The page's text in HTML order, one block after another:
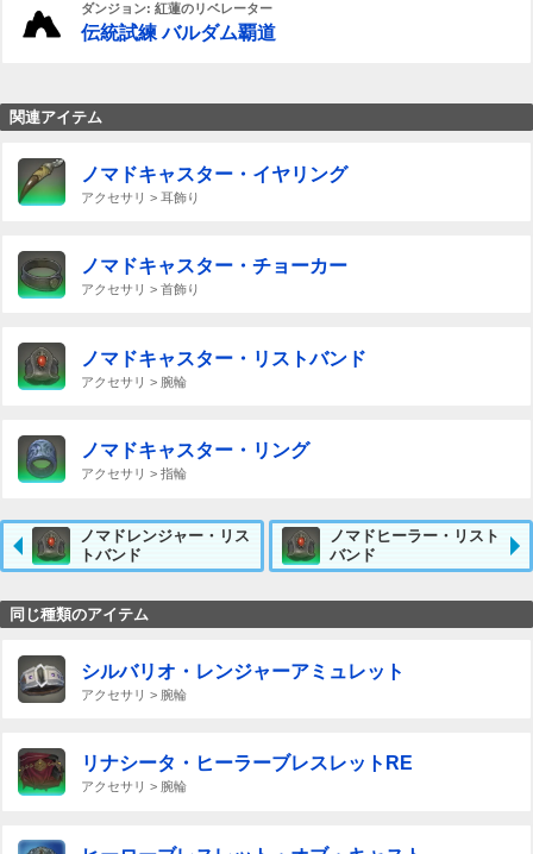
ダンジョン: 紅蓮のリベレーター
伝統試練 バルダム覇道
関連アイテム
ノマドキャスター・イヤリング
アクセサリ > 耳飾り
ノマドキャスター・チョーカー
アクセサリ > 首飾り
ノマドキャスター・リストバンド
アクセサリ > 腕輪
ノマドキャスター・リング
アクセサリ > 指輪
ノマドレンジャー・リス
トバンド
ノマドヒーラー・リスト
バンド
同じ種類のアイテム
シルバリオ・レンジャーアミュレット
アクセサリ > 腕輪
リナシータ・ヒーラーブレスレットRE
アクセサリ > 腕輪